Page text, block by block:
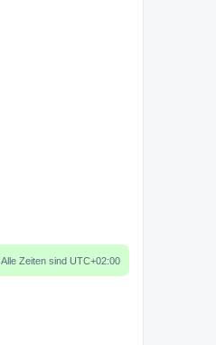
Alle Zeiten sind UTC+02:00